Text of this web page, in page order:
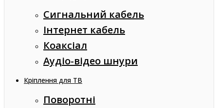
Сигнальний кабель
Інтернет кабель
Коаксіал
Аудіо-відео шнури
Кріплення для ТВ
Поворотні